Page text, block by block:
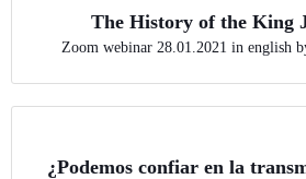
The History of the King
Zoom webinar 28.01.2021 in english
¿Podemos confiar en la